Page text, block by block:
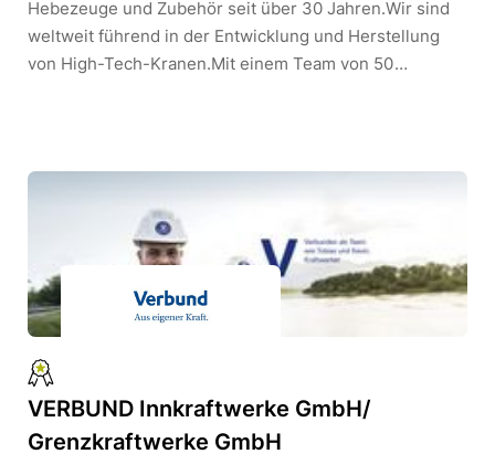
Hebezeuge und Zubehör seit über 30 Jahren.Wir sind
weltweit führend in der Entwicklung und Herstellung
von High-Tech-Kranen.Mit einem Team von 50
in Albaching bei Wasserburg am Inn.Wir bilden folgende
Metallbau(m/w/d)Mechatroniker
(m/w/d)Zerspanungsmechaniker für Dreh- und
Frästechnik (m/w/d)Technischer Produktdesigner
(m/w/d)
VERBUND Innkraftwerke GmbH/
Grenzkraftwerke GmbH